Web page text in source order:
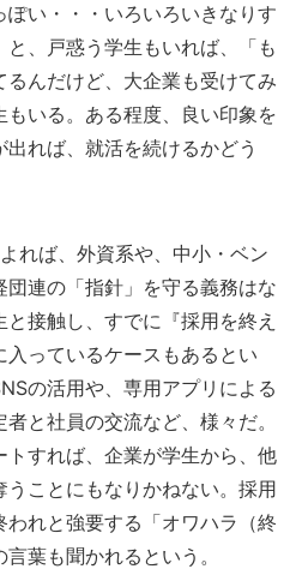
い・・・いろいろいきなりす
、戸惑う学生もいれば、「も
るんだけど、大企業も受けてみ
いる。ある程度、良い印象を
れば、就活を続けるかどう
れば、外資系や、中小・ベン
連の「指針」を守る義務はな
接触し、すでに『採用を終え
っているケースもあるとい
の活用や、専用アプリによる
と社員の交流など、様々だ。
トすれば、企業が学生から、他
ことにもなりかねない。採用
れと強要する「オワハラ（終
葉も聞かれるという。